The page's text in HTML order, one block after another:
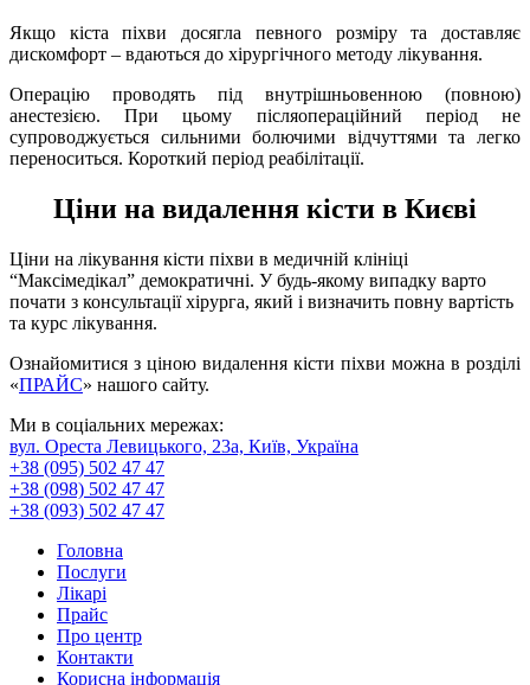
Якщо кіста піхви досягла певного розміру та доставляє
дискомфорт – вдаються до хірургічного методу лікування.
Операцію проводять під внутрішньовенною (повною)
анестезією. При цьому післяопераційний період не
супроводжується сильними болючими відчуттями та легко
переноситься. Короткий період реабілітації.
Ціни на видалення кісти в Києві
Ціни на лікування кісти піхви в медичній клініці
“Максімедікал” демократичні. У будь-якому випадку варто
почати з консультації хірурга, який і визначить повну вартість
та курс лікування.
Ознайомитися з ціною видалення кісти піхви можна в розділі
«ПРАЙС» нашого сайту.
Ми в соціальних мережах:
вул. Ореста Левицького, 23а, Київ, Україна
+38 (095) 502 47 47
+38 (098) 502 47 47
+38 (093) 502 47 47
Головна
Послуги
Лікарі
Прайс
Про центр
Контакти
Корисна інформація